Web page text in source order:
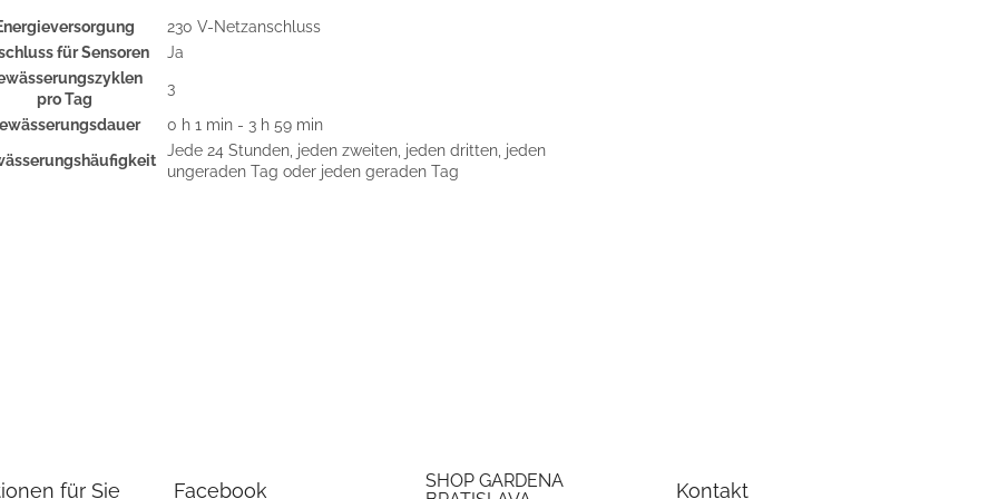
230 V-Netzanschluss
für Sensoren
Ja
pro Tag
3
0 h 1 min - 3 h 59 min
Jede 24 Stunden, jeden zweiten, jeden dritten, jeden
ungeraden Tag oder jeden geraden Tag
für Sie Facebook
SHOP GARDENA
Kontakt